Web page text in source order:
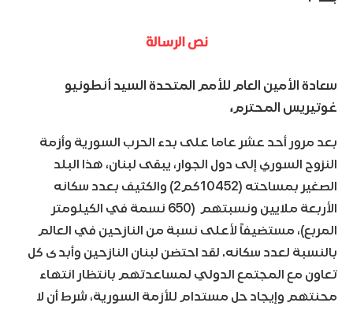
نص الرسالة
سعادة الأمين العام للأمم المتحدة السيد أنطونيو
غوتيريس المحترم،
بعد مرور أحد عشر عاما على بدء الحرب السورية وأزمة
النزوح السوري إلى دول الجوار، يبقى لبنان، هذا البلد
الصغير بمساحته (10452كم2) والكثيف بعدد سكانه
الأربعة ملايين ونسبتهم (650 نسمة في الكيلومتر
المربع)، مستضيفاً لأعلى نسبة من النازحين في العالم
بالنسبة لعدد سكانه. لقد احتضن لبنان النازحين وأبدى كل
تعاون مع المجتمع الدولي لمساعدتهم بانتظار انتهاء
محنتهم وإيجاد حل مستدام للأزمة السورية، شرط أن لا